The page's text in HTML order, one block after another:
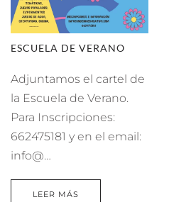
ESCUELA DE VERANO
Adjuntamos el cartel de
la Escuela de Verano.
Para Inscripciones:
662475181 y en el email:
info@…
LEER MÁS